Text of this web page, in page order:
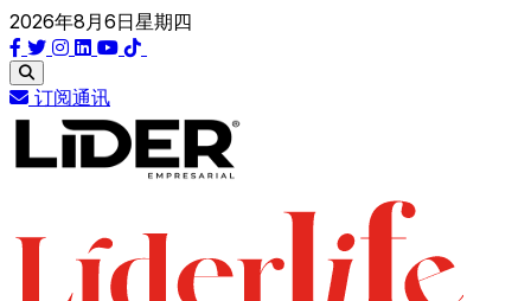
2026年8月6日星期四
订阅通讯